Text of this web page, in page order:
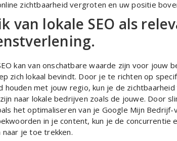
zichtbaarheid vergroten en uw positie
van lokale SEO als
kan van onschatbare waarde zijn voor jouw
zich lokaal bevindt. Door je te richten op
houden met jouw regio, kun je de
naar lokale bedrijven zoals de jouwe. Door
het optimaliseren van je Google Mijn
in je content, kun je de concurrentie
je toe trekken.